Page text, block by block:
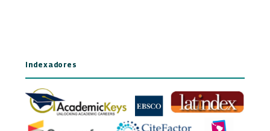
Indexadores